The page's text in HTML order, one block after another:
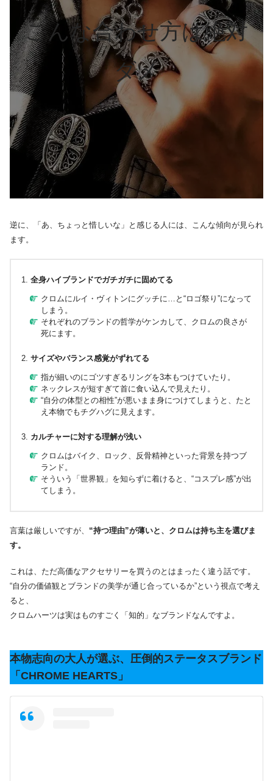
こんな合わせ方は絶対
ダメ
逆に、「あ、ちょっと惜しいな」と感じる人には、こんな傾向が見られ
ます。
全身ハイブランドでガチガチに固めてる
クロムにルイ・ヴィトンにグッチに…と“ロゴ祭り”になって
しまう。
それぞれのブランドの哲学がケンカして、クロムの良さが
死にます。
サイズやバランス感覚がずれてる
指が細いのにゴツすぎるリングを3本もつけていたり。
ネックレスが短すぎて首に食い込んで見えたり。
“自分の体型との相性”が悪いまま身につけてしまうと、たと
え本物でもチグハグに見えます。
カルチャーに対する理解が浅い
クロムはバイク、ロック、反骨精神といった背景を持つブ
ランド。
そういう「世界観」を知らずに着けると、“コスプレ感”が出
てしまう。
言葉は厳しいですが、 “持つ理由”が薄いと、クロムは持ち主を選びま
す。
これは、ただ高価なアクセサリーを買うのとはまったく違う話です。
“自分の価値観とブランドの美学が通じ合っているか”という視点で考え
ると、
クロムハーツは実はものすごく「知的」なブランドなんですよ。
本物志向の大人が選ぶ、圧倒的ステータスブランド
「CHROME HEARTS」